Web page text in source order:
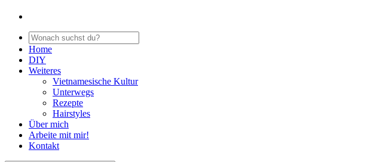
Home
DIY
Weiteres
Vietnamesische Kultur
Unterwegs
Rezepte
Hairstyles
Über mich
Arbeite mit mir!
Kontakt